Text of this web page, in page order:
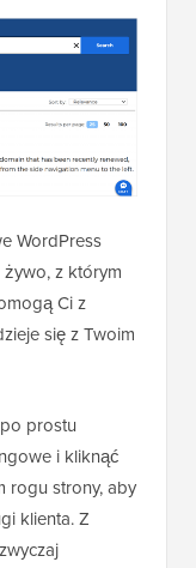
WordPress
z którym
Ci z
się z Twoim
prostu
i kliknąć
rogu strony, aby
klienta. Z